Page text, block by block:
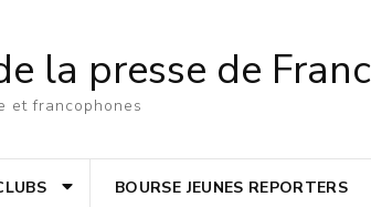
la presse de
et francophones
BOURSE JEUNES REPORTERS